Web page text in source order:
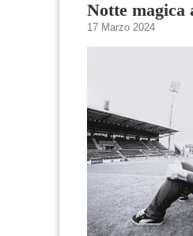
Notte magica
17 Marzo 2024